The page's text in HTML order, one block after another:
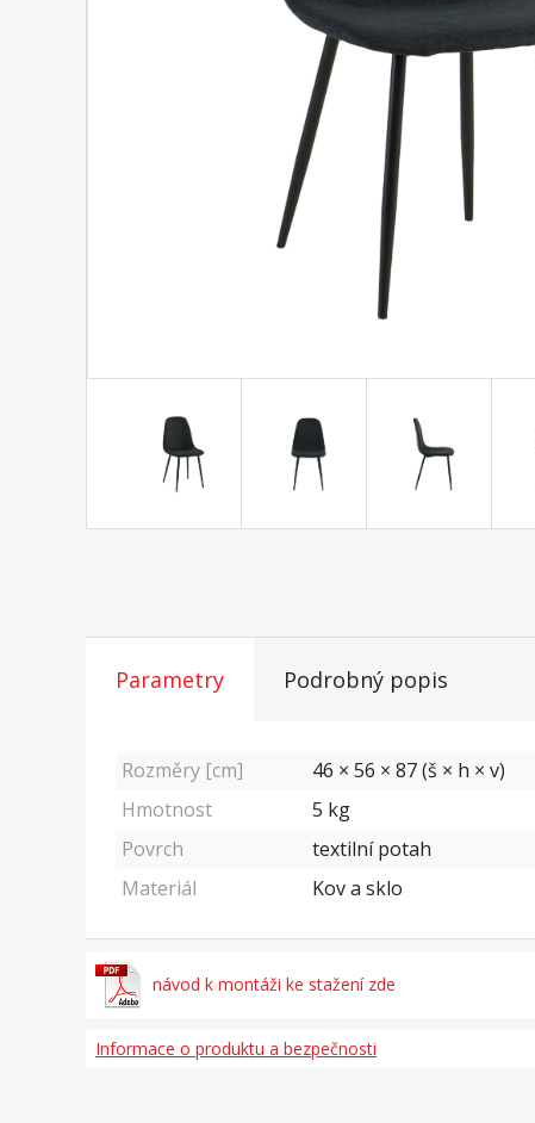
Parametry Podrobný popis
Rozměry [cm]
46 × 56 × 87 (š × h × v)
Hmotnost
5 kg
Povrch
textilní potah
Materiál
Kov a sklo
návod k montáži ke stažení zde
Informace o produktu a bezpečnosti